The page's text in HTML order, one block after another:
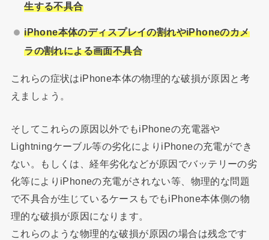
生する不具合
iPhone本体のディスプレイの割れやiPhoneのカメ
ラの割れによる画面不具合
これらの症状はiPhone本体の物理的な破損が原因と考
えましょう。
そしてこれらの原因以外でもiPhoneの充電器や
Lightningケーブル等の劣化によりiPhoneの充電ができ
ない。もしくは、経年劣化などが原因でバッテリーの劣
化等によりiPhoneの充電がされない等、物理的な問題
で不具合が生じているケースもでもiPhone本体側の物
理的な破損が原因になります。
これらのような物理的な破損が原因の場合は残念です